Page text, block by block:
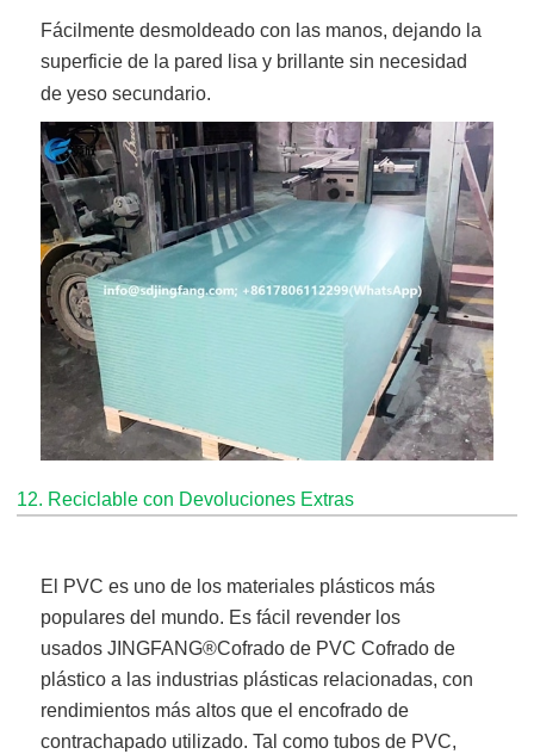
Fácilmente desmoldeado con las manos, dejando la
superficie de la pared lisa y brillante sin necesidad
de yeso secundario.
12. Reciclable con Devoluciones Extras
El PVC es uno de los materiales plásticos más
populares del mundo. Es fácil revender los
usadosJINGFANG®Cofrado de PVC Cofrado de
plástico a las industrias plásticas relacionadas, con
rendimientos más altos que el encofrado de
contrachapado utilizado. Tal como tubos de PVC,